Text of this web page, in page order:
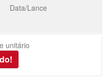
Data/Lance
unitário